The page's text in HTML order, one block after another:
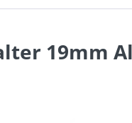
19mm